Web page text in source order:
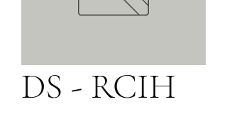
DS - RCIH